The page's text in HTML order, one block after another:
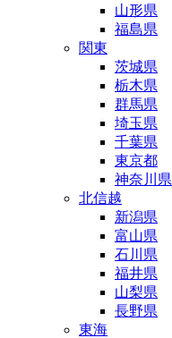
山形県
福島県
関東
茨城県
栃木県
群馬県
埼玉県
千葉県
東京都
神奈川県
北信越
新潟県
富山県
石川県
福井県
山梨県
長野県
東海